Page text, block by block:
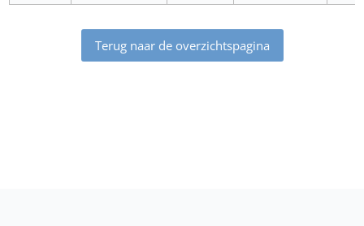
Terug naar de overzichtspagina